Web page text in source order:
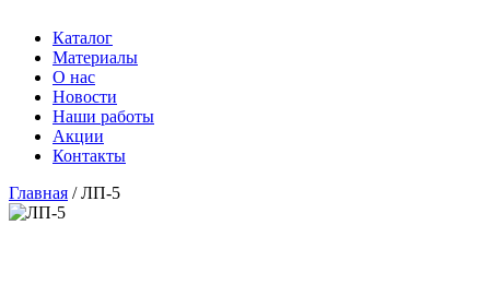
Каталог
Материалы
О нас
Новости
Наши работы
Акции
Контакты
Главная / ЛП-5